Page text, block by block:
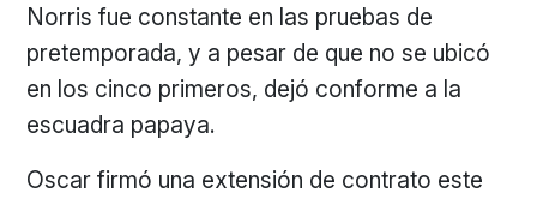
Norris fue constante en las pruebas de
pretemporada, y a pesar de que no se ubicó
en los cinco primeros, dejó conforme a la
escuadra papaya.
Oscar firmó una extensión de contrato este